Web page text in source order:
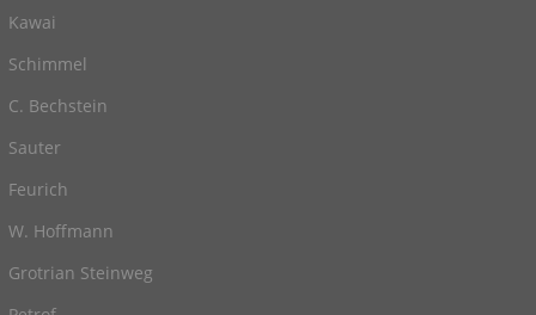
Kawai
Schimmel
C. Bechstein
Sauter
Feurich
W. Hoffmann
Grotrian Steinweg